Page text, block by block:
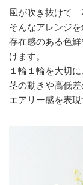
店舗情報・営業日
会社情報
採用情報
お問い合わせ
風が吹き抜けて
そんなアレンジ
存在感のある色
けます。
１輪１輪を大切
茎の動きや高低
エアリー感を表現